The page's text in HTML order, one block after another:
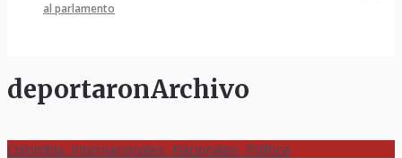
al parlamento
deportaronArchivo
Colombia, Internacionales, Nacionales, Política